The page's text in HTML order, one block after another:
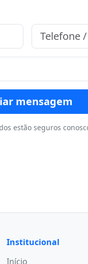
mensagem
estão seguros
Institucional
Início